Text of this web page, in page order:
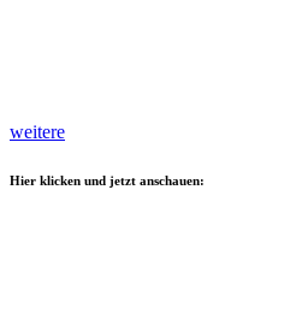
weitere
Hier klicken und jetzt anschauen: